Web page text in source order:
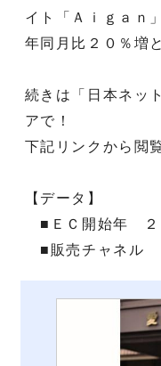
イト「Ａｉｇａｎ
年同月比２０％増
続きは「日本ネッ
アで！
下記リンクから閲
【データ】
■ＥＣ開始年 ２
■販売チャネル